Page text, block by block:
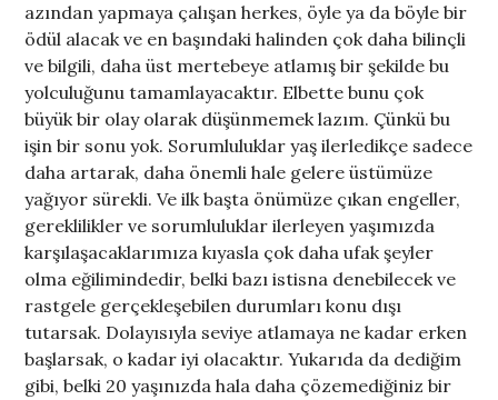
azından yapmaya çalışan herkes, öyle ya da böyle bir
ödül alacak ve en başındaki halinden çok daha bilinçli
ve bilgili, daha üst mertebeye atlamış bir şekilde bu
yolculuğunu tamamlayacaktır. Elbette bunu çok
büyük bir olay olarak düşünmemek lazım. Çünkü bu
işin bir sonu yok. Sorumluluklar yaş ilerledikçe sadece
daha artarak, daha önemli hale gelere üstümüze
yağıyor sürekli. Ve ilk başta önümüze çıkan engeller,
gereklilikler ve sorumluluklar ilerleyen yaşımızda
karşılaşacaklarımıza kıyasla çok daha ufak şeyler
olma eğilimindedir, belki bazı istisna denebilecek ve
rastgele gerçekleşebilen durumları konu dışı
tutarsak. Dolayısıyla seviye atlamaya ne kadar erken
başlarsak, o kadar iyi olacaktır. Yukarıda da dediğim
gibi, belki 20 yaşınızda hala daha çözemediğiniz bir